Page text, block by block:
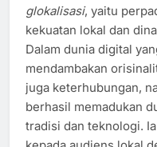
glokalisasi, yaitu
kekuatan lokal dan
Dalam dunia digital
mendambakan
juga keterhubungan,
berhasil memadukan
tradisi dan teknologi.